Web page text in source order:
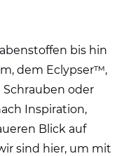
bis hin
dem Eclypser™,
Schrauben oder
Inspiration,
Blick auf
sind hier, um mit